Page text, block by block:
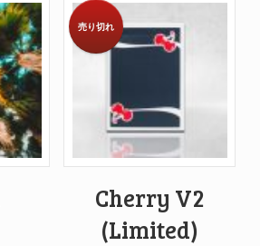
売り切れ
Cherry V2
(Limited)